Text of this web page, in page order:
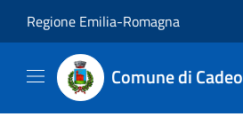
Regione Emilia-Romagna
Comune di Cadeo